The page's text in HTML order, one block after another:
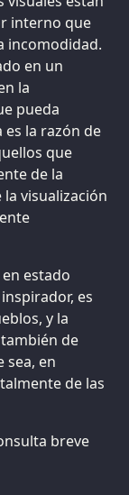
interno que
incomodidad.
en un
la
pueda
es la razón de
que
de la
visualización
estado
es
y la
de
sea, en
de las
breve